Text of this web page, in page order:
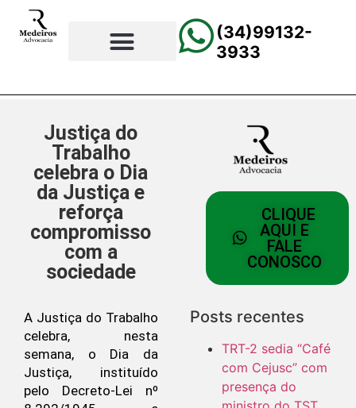
(34)99132-
3933
Justiça do
Trabalho
celebra o Dia
da Justiça e
reforça
compromisso
com a
sociedade
A Justiça do Trabalho
celebra, nesta
semana, o Dia da
Justiça, instituído
pelo Decreto-Lei nº
CLIQUE
AQUI E
FALE
CONOSCO
Posts recentes
TRT-2 sedia “Café
com Cejusc” com
presença do